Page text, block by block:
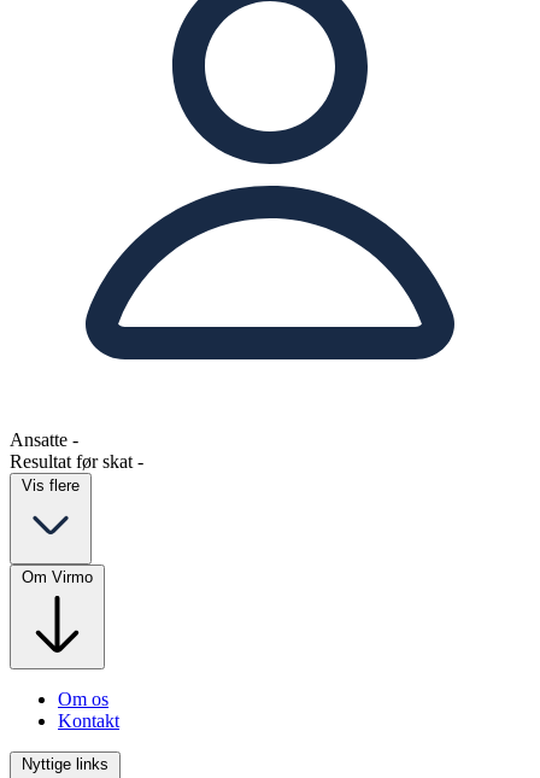
Ansatte -
Resultat før skat -
Vis flere
Om Virmo
Om os
Kontakt
Nyttige links